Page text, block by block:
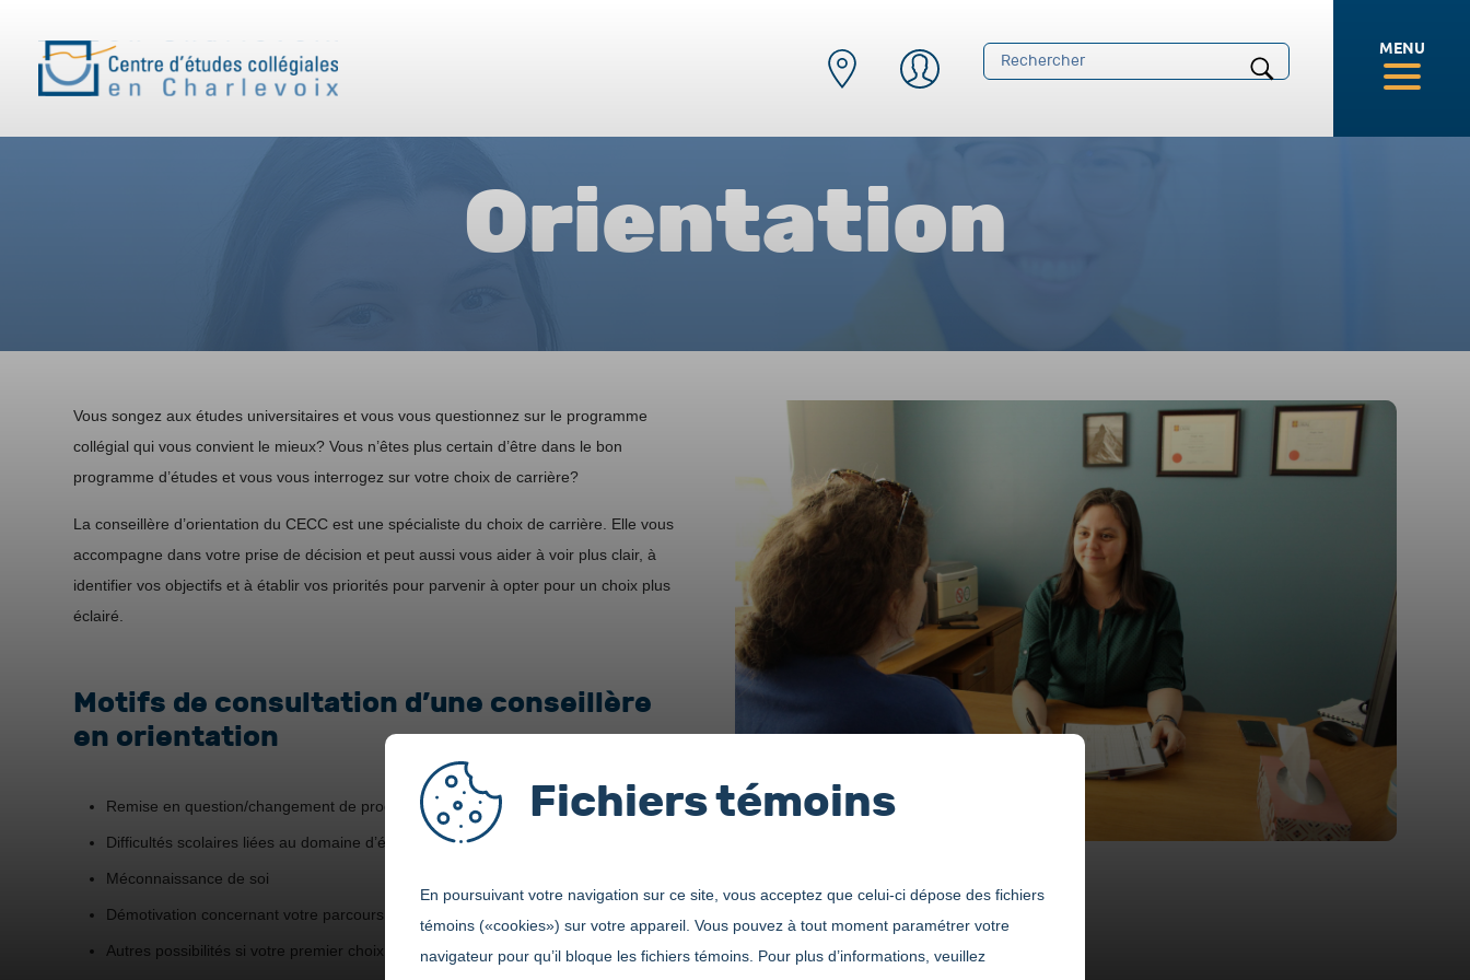
MENU
Orientation
Vous songez aux études universitaires et vous vous questionnez sur le programme
collégial qui vous convient le mieux? Vous n’êtes plus certain d’être dans le bon
programme d’études et vous vous interrogez sur votre choix de carrière?
La conseillère d’orientation du CECC est une spécialiste du choix de carrière. Elle vous
accompagne dans votre prise de décision et peut aussi vous aider à voir plus clair, à
identifier vos objectifs et à établir vos priorités pour parvenir à opter pour un choix plus
éclairé.
Motifs de consultation d’une conseillère
en orientation
Remise en question/changement de programme
Difficultés scolaires liées au domaine d’études
Méconnaissance de soi
Démotivation concernant votre parcours scolaire
Autres possibilités si votre premier choix de programme est contingenté
Fichiers témoins
En poursuivant votre navigation sur ce site, vous acceptez que celui-ci dépose des fichiers
témoins («cookies») sur votre appareil. Vous pouvez à tout moment paramétrer votre
navigateur pour qu’il bloque les fichiers témoins. Pour plus d’informations, veuillez